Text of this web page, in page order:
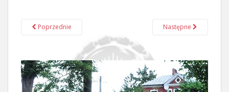
Poprzednie Następne